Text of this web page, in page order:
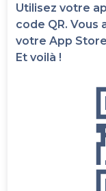
Utilisez votre
code QR.
votre App
Et voilà !